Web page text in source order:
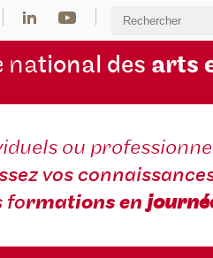
national des arts
ou
vos
formations en